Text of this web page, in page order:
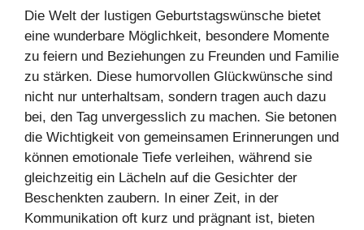
Die Welt der lustigen Geburtstagswünsche bietet
eine wunderbare Möglichkeit, besondere Momente
zu feiern und Beziehungen zu Freunden und Familie
zu stärken. Diese humorvollen Glückwünsche sind
nicht nur unterhaltsam, sondern tragen auch dazu
bei, den Tag unvergesslich zu machen. Sie betonen
die Wichtigkeit von gemeinsamen Erinnerungen und
können emotionale Tiefe verleihen, während sie
gleichzeitig ein Lächeln auf die Gesichter der
Beschenkten zaubern. In einer Zeit, in der
Kommunikation oft kurz und prägnant ist, bieten